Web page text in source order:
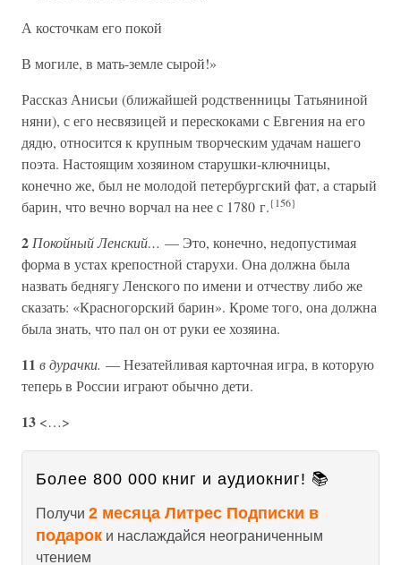
А косточкам его покой
В могиле, в мать-земле сырой!»
Рассказ Анисьи (ближайшей родственницы Татьяниной
няни), с его несвязицей и перескоками с Евгения на его
дядю, относится к крупным творческим удачам нашего
поэта. Настоящим хозяином старушки-ключницы,
конечно же, был не молодой петербургский фат, а старый
барин, что вечно ворчал на нее с 1780 г.{156}
2 Покойный Ленский… — Это, конечно, недопустимая
форма в устах крепостной старухи. Она должна была
назвать беднягу Ленского по имени и отчеству либо же
сказать: «Красногорский барин». Кроме того, она должна
была знать, что пал он от руки ее хозяина.
11 в дурачки. — Незатейливая карточная игра, в которую
теперь в России играют обычно дети.
13 <…>
Более 800 000 книг и аудиокниг! 📚
Получи 2 месяца Литрес Подписки в
подарок и наслаждайся неограниченным
чтением